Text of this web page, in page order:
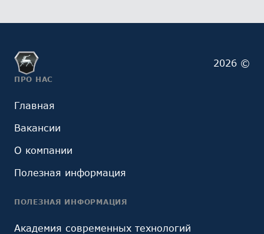
2026 ©
ПРО НАС
Главная
Вакансии
О компании
Полезная информация
ПОЛЕЗНАЯ ИНФОРМАЦИЯ
Академия современных технологий